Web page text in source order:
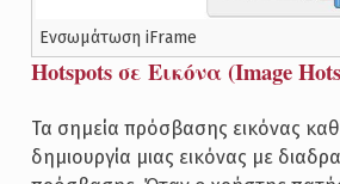
Ενσωμάτωση iFrame
Hotspots σε Εικόνα (Image
Τα σημεία πρόσβασης εικόνας
δημιουργία μιας εικόνας με